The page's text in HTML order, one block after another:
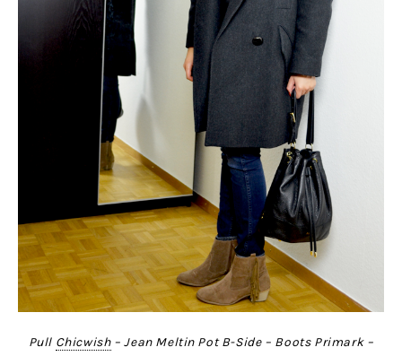
Pull Chicwish– Jean Meltin Pot B-Side – Boots Primark –